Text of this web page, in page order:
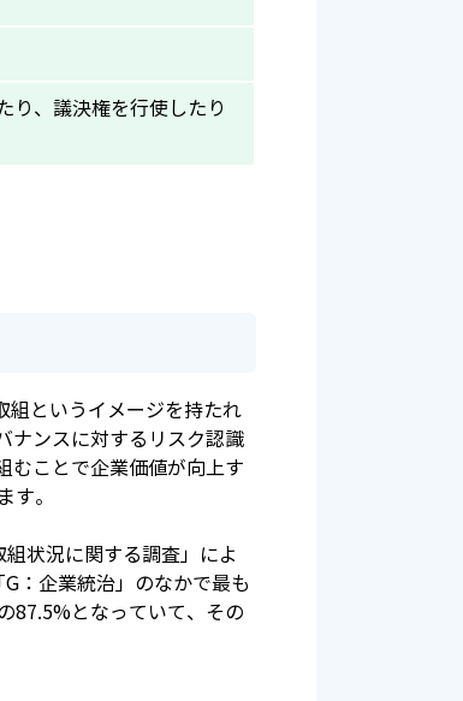
り、議決権を行使したり
組というイメージを持たれ
ナンスに対するリスク認識
むことで企業価値が向上す
す。
状況に関する調査」によ
：企業統治」のなかで最も
87.5%となっていて、その